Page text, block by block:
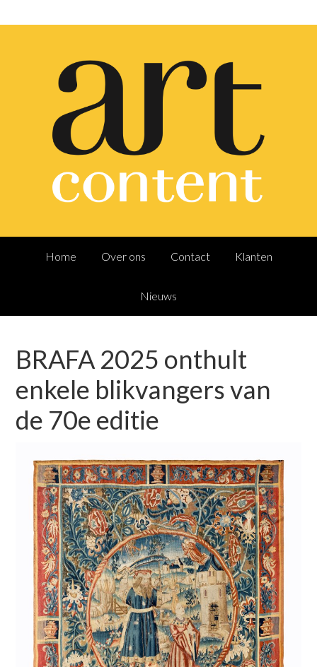
Home Over ons Contact Klanten
Nieuws
BRAFA 2025 onthult
enkele blikvangers van
de 70e editie